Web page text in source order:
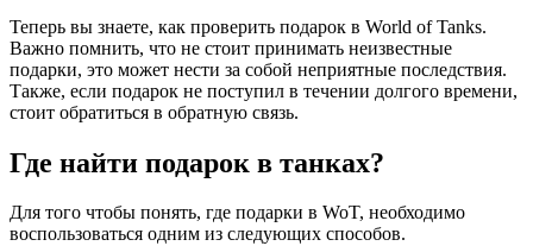
Теперь вы знаете, как проверить подарок в World of Tanks.
Важно помнить, что не стоит принимать неизвестные
подарки, это может нести за собой неприятные последствия.
Также, если подарок не поступил в течении долгого времени,
стоит обратиться в обратную связь.
Где найти подарок в танках?
Для того чтобы понять, где подарки в WoT, необходимо
воспользоваться одним из следующих способов.